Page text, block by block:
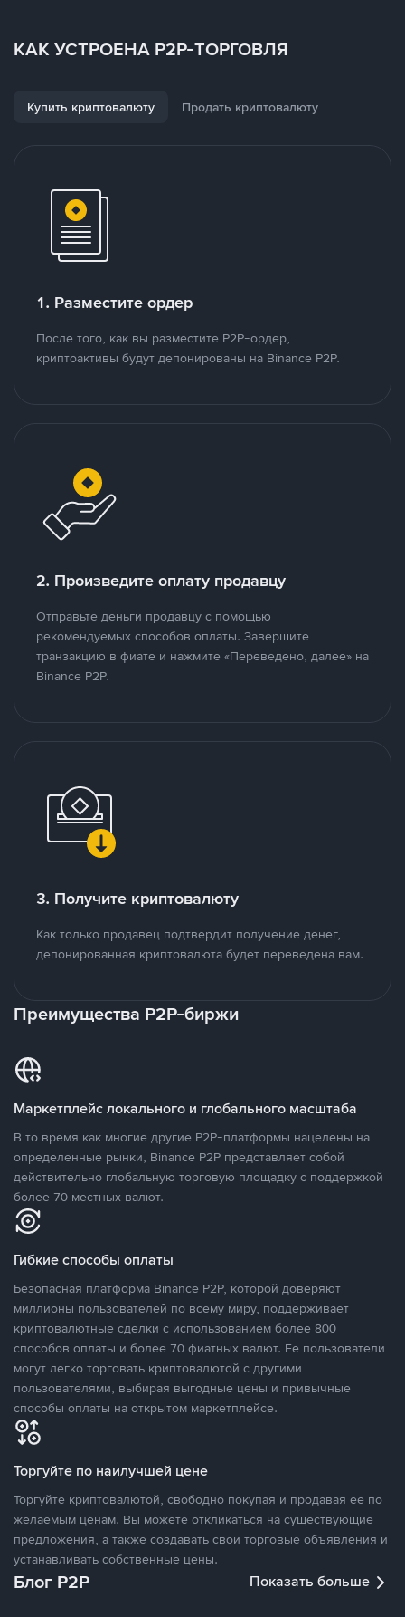
КАК УСТРОЕНА P2P-ТОРГОВЛЯ
Купить криптовалюту Продать криптовалюту
1. Разместите ордер
После того, как вы разместите P2P-ордер,
криптоактивы будут депонированы на Binance P2P.
2. Произведите оплату продавцу
Отправьте деньги продавцу с помощью
рекомендуемых способов оплаты. Завершите
транзакцию в фиате и нажмите «Переведено, далее» на
Binance P2P.
3. Получите криптовалюту
Как только продавец подтвердит получение денег,
депонированная криптовалюта будет переведена вам.
Преимущества P2P-биржи
Маркетплейс локального и глобального масштаба
В то время как многие другие P2P-платформы нацелены на
определенные рынки, Binance P2P представляет собой
действительно глобальную торговую площадку с поддержкой
более 70 местных валют.
Гибкие способы оплаты
Безопасная платформа Binance P2P, которой доверяют
миллионы пользователей по всему миру, поддерживает
криптовалютные сделки с использованием более 800
способов оплаты и более 70 фиатных валют. Ее пользователи
могут легко торговать криптовалютой с другими
пользователями, выбирая выгодные цены и привычные
способы оплаты на открытом маркетплейсе.
Торгуйте по наилучшей цене
Торгуйте криптовалютой, свободно покупая и продавая ее по
желаемым ценам. Вы можете откликаться на существующие
предложения, а также создавать свои торговые объявления и
устанавливать собственные цены.
Блог P2P Показать больше